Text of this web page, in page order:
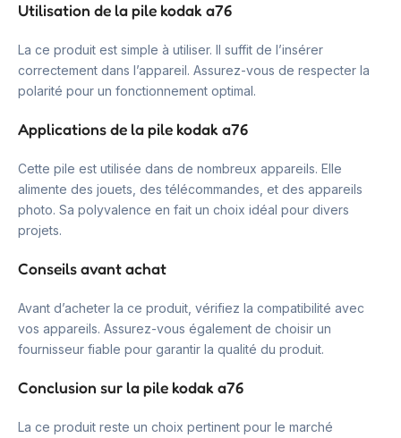
Utilisation de la pile kodak a76
La ce produit est simple à utiliser. Il suffit de l’insérer
correctement dans l’appareil. Assurez-vous de respecter la
polarité pour un fonctionnement optimal.
Applications de la pile kodak a76
Cette pile est utilisée dans de nombreux appareils. Elle
alimente des jouets, des télécommandes, et des appareils
photo. Sa polyvalence en fait un choix idéal pour divers
projets.
Conseils avant achat
Avant d’acheter la ce produit, vérifiez la compatibilité avec
vos appareils. Assurez-vous également de choisir un
fournisseur fiable pour garantir la qualité du produit.
Conclusion sur la pile kodak a76
La ce produit reste un choix pertinent pour le marché